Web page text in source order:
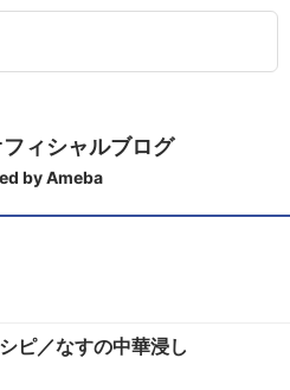
ィシャルブログ
by Ameba
ピ／なすの中華浸し